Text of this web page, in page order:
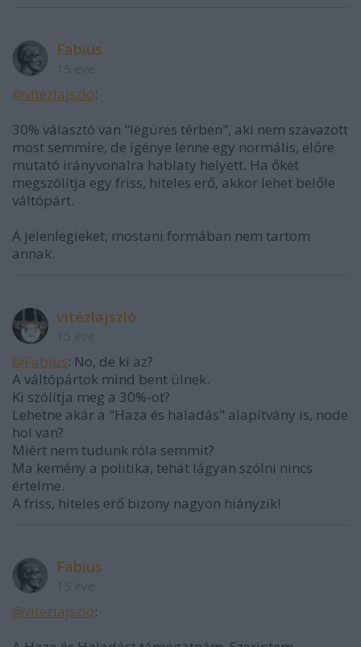
Fabius
@vitézlajszló:
30% választó van "légüres térben", aki nem szavazott
most semmire, de igénye lenne egy normális, előre
mutató irányvonalra hablaty helyett. Ha őket
megszólítja egy friss, hiteles erő, akkor lehet belőle
váltópárt.
A jelenlegieket, mostani formában nem tartom
annak.
vitézlajszló
@Fabius: No, de ki az?
A váltópártok mind bent ülnek.
Ki szólítja meg a 30%-ot?
Lehetne akár a "Haza és haladás" alapítvány is, node
hol van?
Miért nem tudunk róla semmit?
Ma kemény a politika, tehát lágyan szólni nincs
értelme.
A friss, hiteles erő bizony nagyon hiányzik!
Fabius
@vitézlajszló: